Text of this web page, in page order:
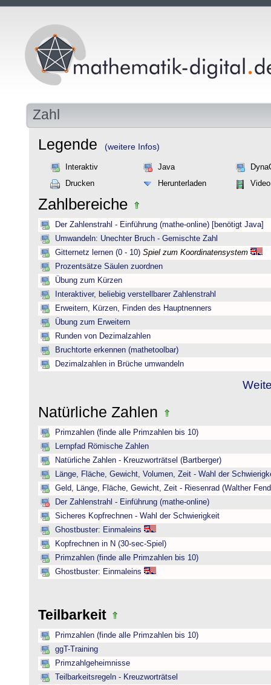
Zahl
Legende (weitere Infos)
Interaktiv Java
Drucken
Herunterladen Video
Zahlbereiche
Der Zahlenstrahl - Einführung (mathe-online) [benötigt Java]
Umwandeln: Unechter Bruch - Gemischte Zahl
Gitternetz lernen (0 - 10) Spiel zum Koordinatensystem
Prozentsätze Säulen zuordnen
Übung zum Kürzen
Interaktiver, beliebig verstellbarer Zahlenstrahl
Erweitern, Kürzen, Finden des Hauptnenners
Übung zum Erweitern
Runden von Dezimalzahlen
Bruchtorte erkennen (mathetoolbar)
Dezimalzahlen in Brüche umwandeln
Natürliche Zahlen
Primzahlen (finde alle Primzahlen bis 10)
Lernpfad Römische Zahlen
Natürliche Zahlen - Kreuzworträtsel (Bartberger)
Länge, Fläche, Gewicht, Volumen, Zeit - Wahl der
Geld, Länge, Fläche, Gewicht, Zeit - Riesenrad (Walther
Der Zahlenstrahl - Einführung (mathe-online)
Sicheres Kopfrechnen - Wahl der Schwierigkeit
Ghostbuster: Einmaleins
Kopfrechnen in N (30-sec-Spiel)
Primzahlen (finde alle Primzahlen bis 10)
Ghostbuster: Einmaleins
Teilbarkeit
Primzahlen (finde alle Primzahlen bis 10)
ggT-Training
Primzahlgeheimnisse
Teilbarkeitsregeln - Kreuzworträtsel